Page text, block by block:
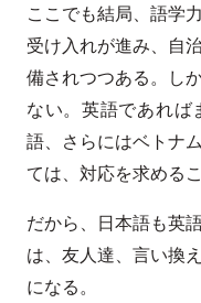
ここでも結局、語学
受け入れが進み、自
備されつつある。し
ない。英語であれば
語、さらにはベトナ
ては、対応を求める
だから、日本語も英
は、友人達、言い換
になる。